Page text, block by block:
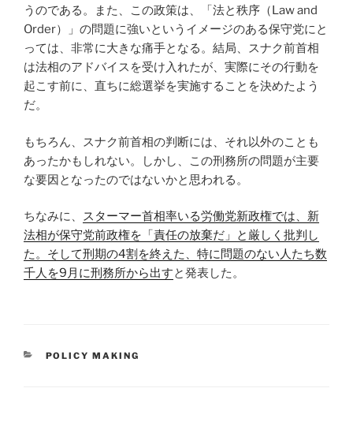
うのである。また、この政策は、「法と秩序（Law and
Order）」の問題に強いというイメージのある保守党にと
っては、非常に大きな痛手となる。結局、スナク前首相
は法相のアドバイスを受け入れたが、実際にその行動を
起こす前に、直ちに総選挙を実施することを決めたよう
だ。
もちろん、スナク前首相の判断には、それ以外のことも
あったかもしれない。しかし、この刑務所の問題が主要
な要因となったのではないかと思われる。
ちなみに、 スターマー首相率いる労働党新政権では、新
法相が保守党前政権を「責任の放棄だ」と厳しく批判し
た。そして刑期の4割を終えた、特に問題のない人たち数
千人を9月に刑務所から出すと発表した。
CATEGORIES
POLICY MAKING